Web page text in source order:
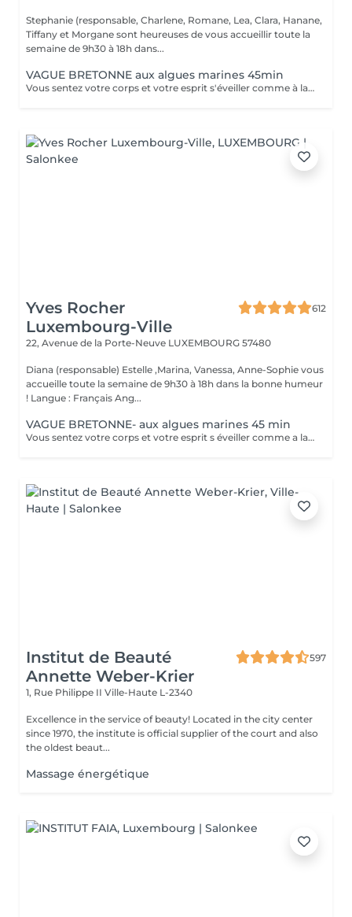
Stephanie (responsable, Charlene, Romane, Lea, Clara, Hanane,
Tiffany et Morgane sont heureuses de vous accueillir toute la
semaine de 9h30 à 18h dans...
VAGUE BRETONNE aux algues marines 45min
Vous sentez votre corps et votre esprit s'éveiller comme à la suite d'un bain dans l'OCEAN. Vous vous sentez légère et revitalisée. Vos jambes retrouvent leur tonicité et leur confort.
Yves Rocher
Luxembourg-Ville
612
22, Avenue de la Porte-Neuve LUXEMBOURG 57480
Diana (responsable) Estelle ,Marina, Vanessa, Anne-Sophie vous
accueille toute la semaine de 9h30 à 18h dans la bonne humeur
! Langue : Français Ang...
VAGUE BRETONNE- aux algues marines 45 min
Vous sentez votre corps et votre esprit s éveiller comme a la suite d un bain dans l OCEAN. Vous vous tonicité et leur confort. sentez légère et revitalisée. Vos jambes retrouvent leur tonicité et leur confort
Institut de Beauté
Annette Weber-Krier
597
1, Rue Philippe II Ville-Haute L-2340
Excellence in the service of beauty! Located in the city center
since 1970, the institute is official supplier of the court and also
the oldest beaut...
Massage énergétique